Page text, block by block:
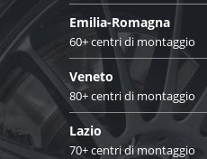
Emilia-Romagna
60+ centri di montaggio
Veneto
80+ centri di montaggio
Lazio
70+ centri di montaggio